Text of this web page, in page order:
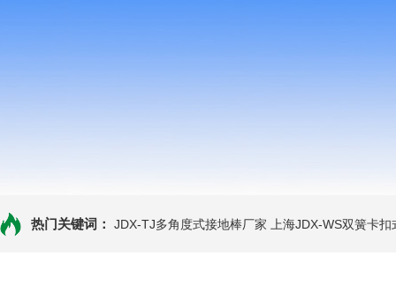
热门关键词： JDX-TJ多角度式接地棒厂家 上海JDX-WS双簧卡